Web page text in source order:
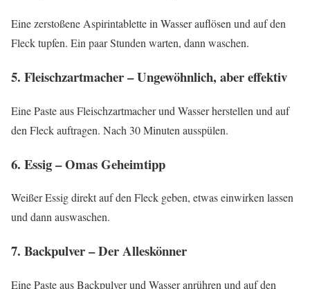
Eine zerstoßene Aspirintablette in Wasser auflösen und auf den
Fleck tupfen. Ein paar Stunden warten, dann waschen.
5. Fleischzartmacher – Ungewöhnlich, aber effektiv
Eine Paste aus Fleischzartmacher und Wasser herstellen und auf
den Fleck auftragen. Nach 30 Minuten ausspülen.
6. Essig – Omas Geheimtipp
Weißer Essig direkt auf den Fleck geben, etwas einwirken lassen
und dann auswaschen.
7. Backpulver – Der Alleskönner
Eine Paste aus Backpulver und Wasser anrühren und auf den